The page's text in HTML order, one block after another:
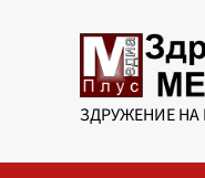
ЗДРУЖЕНИЕ